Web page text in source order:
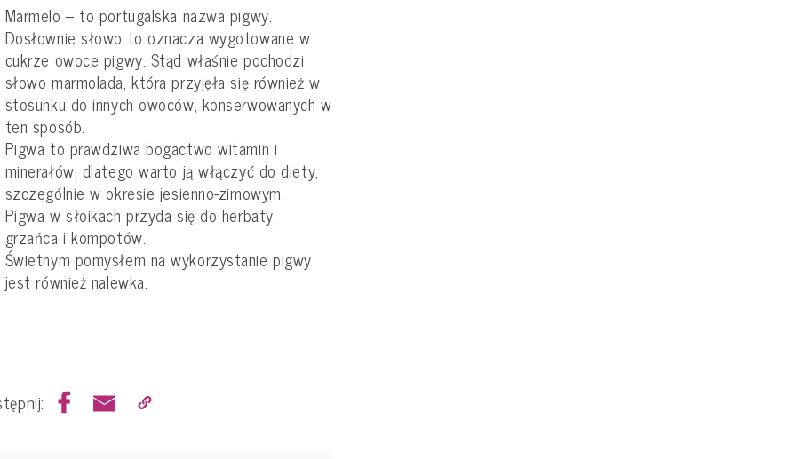
Marmelo – to portugalska nazwa pigwy.
Dosłownie słowo to oznacza wygotowane w
cukrze owoce pigwy. Stąd właśnie pochodzi
słowo marmolada, która przyjęła się również w
stosunku do innych owoców, konserwowanych w
ten sposób.
Pigwa to prawdziwa bogactwo witamin i
minerałów, dlatego warto ją włączyć do diety,
szczególnie w okresie jesienno-zimowym.
Pigwa w słoikach przyda się do herbaty,
grzańca i kompotów.
Świetnym pomysłem na wykorzystanie pigwy
jest również nalewka.